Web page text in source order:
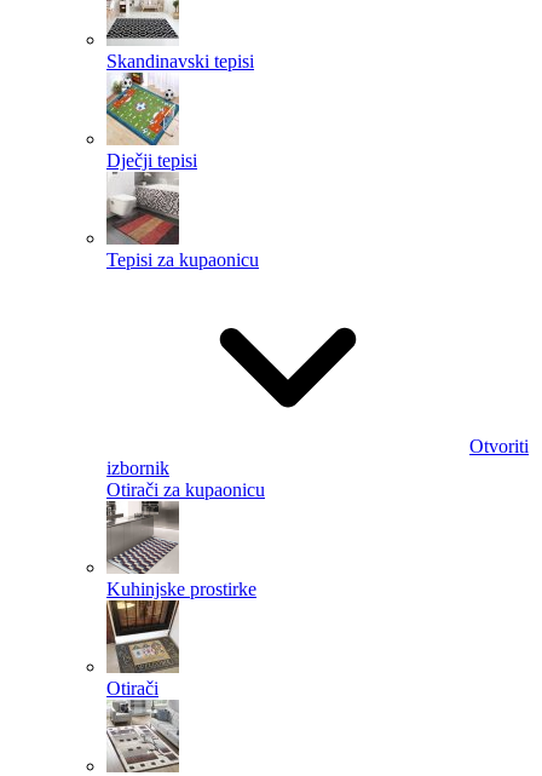
Skandinavski tepisi
Dječji tepisi
Tepisi za kupaonicu
Otvoriti
izbornik
Otirači za kupaonicu
Kuhinjske prostirke
Otirači